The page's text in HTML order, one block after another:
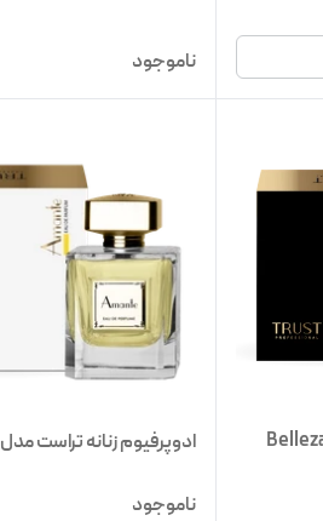
ناموجود
ادوپرفیوم زنانه تراست مدل Amante
ناموجود